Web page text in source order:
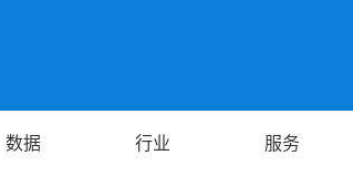
数据 行业 服务